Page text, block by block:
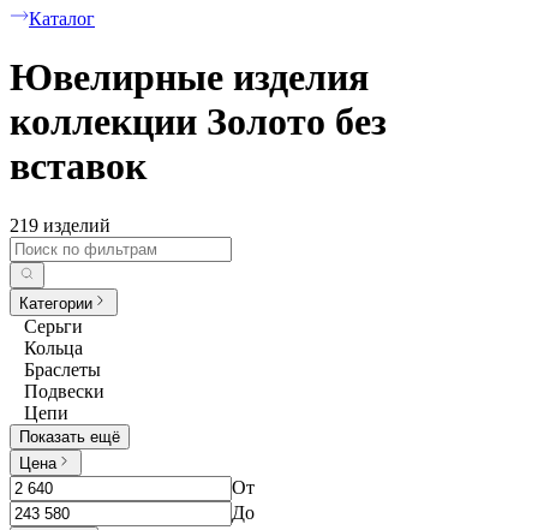
Каталог
Ювелирные изделия
коллекции Золото без
вставок
219 изделий
Категории
Серьги
Кольца
Браслеты
Подвески
Цепи
Показать ещё
Цена
От
До